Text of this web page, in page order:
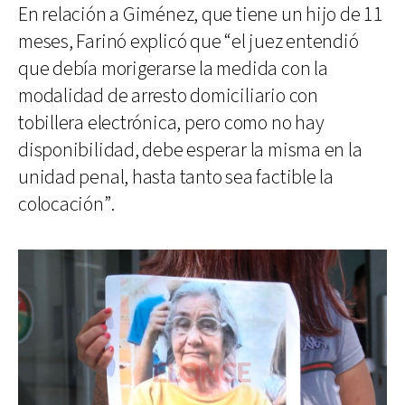
En relación a Giménez, que tiene un hijo de 11
meses, Farinó explicó que “el juez entendió
que debía morigerarse la medida con la
modalidad de arresto domiciliario con
tobillera electrónica, pero como no hay
disponibilidad, debe esperar la misma en la
unidad penal, hasta tanto sea factible la
colocación”.